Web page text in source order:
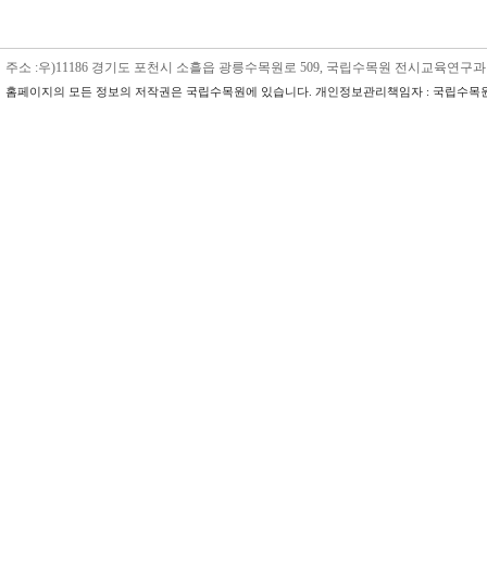
주소 :우)11186 경기도 포천시 소흘읍 광릉수목원로 509, 국립수목원 전시교육연구
홈페이지의 모든 정보의 저작권은 국립수목원에 있습니다. 개인정보관리책임자 : 국립수목